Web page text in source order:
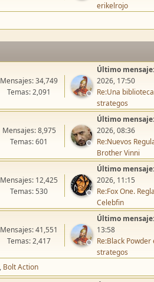
erikelrojo
Mensajes: 34,749
Temas: 2,091
Último
2026, 17:50
Re:Una
strategos
Mensajes: 8,975
Temas: 601
Último
2026, 08:36
Re:Nuevos
Brother Vinni
Mensajes: 12,425
Temas: 530
Último mensaje:
2026, 11:15
Re:Fox One.
Celebfin
Mensajes: 41,551
Temas: 2,417
Último
13:58
Re:Black Powder
strategos
Bolt Action